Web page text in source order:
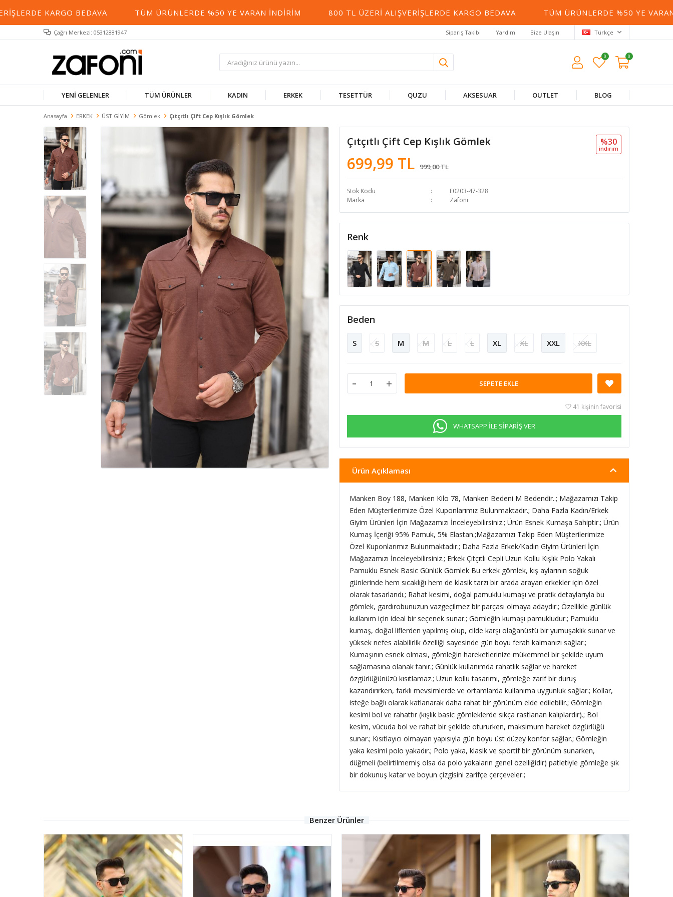
KARGO BEDAVA TÜM ÜRÜNLERDE %50 YE VARAN İNDIRIM 800 TL ÜZERI ALIŞVERIŞLERDE KARGO BEDAVA TÜM ÜRÜNLERDE %50 YE VARAN
Çağrı Merkezi: 05312881947 Sipariş Takibi Yardım Bize Ulaşın Türkçe
0 0
YENİ GELENLER TÜM ÜRÜNLER KADIN ERKEK TESETTÜR QUZU AKSESUAR OUTLET BLOG
Anasayfa ERKEK ÜST GİYİM Gömlek Çıtçıtlı Çift Cep Kışlık Gömlek
Çıtçıtlı Çift Cep Kışlık Gömlek
699,99 TL 999,00 TL
%30
i̇ndi̇ri̇m
Stok Kodu
E0203-47-328
Marka
Zafoni
Renk
Beden
S S M M L L XL XL XXL XXL
- + SEPETE EKLE
41 kişinin favorisi
WHATSAPP İLE SİPARİŞ VER
Ürün Açıklaması
Manken Boy 188, Manken Kilo 78, Manken Bedeni M Bedendir..; Mağazamızı Takip
Eden Müşterilerimize Özel Kuponlarımız Bulunmaktadır.; Daha Fazla Kadın/Erkek
Giyim Ürünleri İçin Mağazamızı İnceleyebilirsiniz.; Ürün Esnek Kumaşa Sahiptir.; Ürün
Kumaş İçeriği 95% Pamuk, 5% Elastan.;Mağazamızı Takip Eden Müşterilerimize
Özel Kuponlarımız Bulunmaktadır.; Daha Fazla Erkek/Kadın Giyim Ürünleri İçin
Mağazamızı İnceleyebilirsiniz.; Erkek Çıtçıtlı Cepli Uzun Kollu Kışlık Polo Yakalı
Pamuklu Esnek Basic Günlük Gömlek Bu erkek gömlek, kış aylarının soğuk
günlerinde hem sıcaklığı hem de klasik tarzı bir arada arayan erkekler için özel
olarak tasarlandı.; Rahat kesimi, doğal pamuklu kumaşı ve pratik detaylarıyla bu
gömlek, gardırobunuzun vazgeçilmez bir parçası olmaya adaydır.; Özellikle günlük
kullanım için ideal bir seçenek sunar.; Gömleğin kumaşı pamukludur.; Pamuklu
kumaş, doğal liflerden yapılmış olup, cilde karşı olağanüstü bir yumuşaklık sunar ve
yüksek nefes alabilirlik özelliği sayesinde gün boyu ferah kalmanızı sağlar.;
Kumaşının esnek olması, gömleğin hareketlerinize mükemmel bir şekilde uyum
sağlamasına olanak tanır.; Günlük kullanımda rahatlık sağlar ve hareket
özgürlüğünüzü kısıtlamaz.; Uzun kollu tasarımı, gömleğe zarif bir duruş
kazandırırken, farklı mevsimlerde ve ortamlarda kullanıma uygunluk sağlar.; Kollar,
isteğe bağlı olarak katlanarak daha rahat bir görünüm elde edilebilir.; Gömleğin
kesimi bol ve rahattır (kışlık basic gömleklerde sıkça rastlanan kalıplardır).; Bol
kesim, vücuda bol ve rahat bir şekilde otururken, maksimum hareket özgürlüğü
sunar.; Kısıtlayıcı olmayan yapısıyla gün boyu üst düzey konfor sağlar.; Gömleğin
yaka kesimi polo yakadır.; Polo yaka, klasik ve sportif bir görünüm sunarken,
düğmeli (belirtilmemiş olsa da polo yakaların genel özelliğidir) patletiyle gömleğe şık
bir dokunuş katar ve boyun çizgisini zarifçe çerçeveler.;
Benzer Ürünler